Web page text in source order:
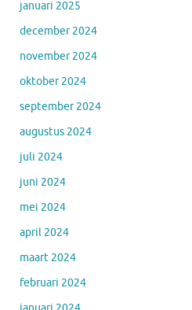
januari 2025
december 2024
november 2024
oktober 2024
september 2024
augustus 2024
juli 2024
juni 2024
mei 2024
april 2024
maart 2024
februari 2024